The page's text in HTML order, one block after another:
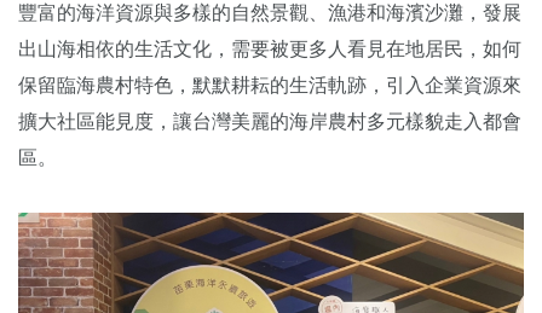
豐富的海洋資源與多樣的自然景觀、漁港和海濱沙灘，發展
出山海相依的生活文化，需要被更多人看見在地居民，如何
保留臨海農村特色，默默耕耘的生活軌跡，引入企業資源來
擴大社區能見度，讓台灣美麗的海岸農村多元樣貌走入都會
區。